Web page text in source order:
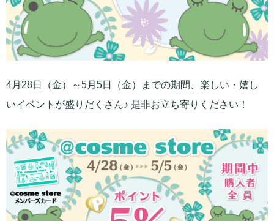
4月28日（金）～5月5日（金）までの期間、楽しい・嬉し
いイベントが盛りだくさん♪ 是非お立ち寄りください！